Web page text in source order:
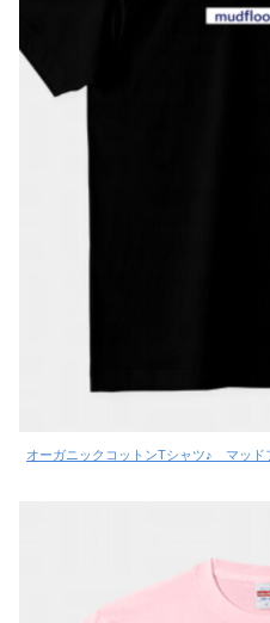
オーガニックコットンTシャツ♪ マッド